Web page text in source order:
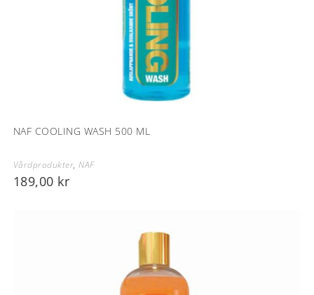
NAF COOLING WASH 500 ML
Vårdprodukter,NAF
189,00 kr